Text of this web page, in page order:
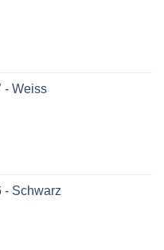
- Weiss
- Schwarz